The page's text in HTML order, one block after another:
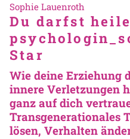
Sophie Lauenroth
Du darfst
Star
Wie deine Erziehung
innere Verletzungen
ganz auf dich
Transgenerationales
lösen, Verhalten